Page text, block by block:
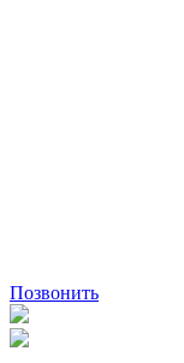
Позвонить